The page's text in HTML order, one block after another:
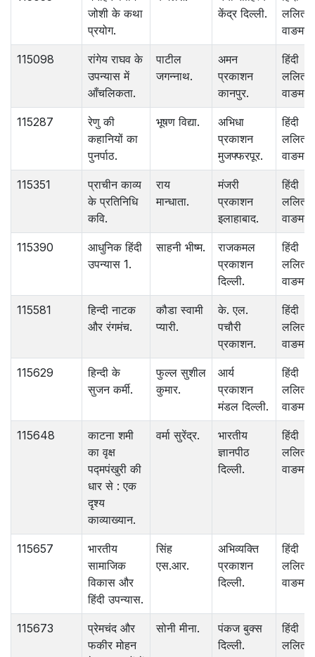
जोशी के कथा
प्रयोग.
केंद्र दिल्ली.
ललित
वाङमय.
115098
रांगेय राघव के
उपन्यास में
आँचलिकता.
पाटील
जगन्नाथ.
अमन
प्रकाशन
कानपुर.
हिंदी
ललित
वाङमय.
115287
रेणु की
कहानियों का
पुनर्पाठ.
भूषण विद्या.
अभिधा
प्रकाशन
मुजफ्फरपूर.
हिंदी
ललित
वाङमय.
115351
प्राचीन काव्य
के प्रतिनिधि
कवि.
राय
मान्धाता.
मंजरी
प्रकाशन
इलाहाबाद.
हिंदी
ललित
वाङमय.
115390
आधुनिक हिंदी
उपन्यास 1.
साहनी भीष्म.
राजकमल
प्रकाशन
दिल्ली.
हिंदी
ललित
वाङमय.
115581
हिन्दी नाटक
और रंगमंच.
कौडा स्वामी
प्यारी.
के. एल.
पचौरी
प्रकाशन.
हिंदी
ललित
वाङमय.
115629
हिन्दी के
सुजन कर्मी.
फुल्ल सुशील
कुमार.
आर्य
प्रकाशन
मंडल दिल्ली.
हिंदी
ललित
वाङमय.
115648
काटना शमी
का वृक्ष
पद्मपंखुरी की
धार से : एक
दृश्य
काव्याख्यान.
वर्मा सुरेंद्र.
भारतीय
ज्ञानपीठ
दिल्ली.
हिंदी
ललित
वाङमय.
115657
भारतीय
सामाजिक
विकास और
हिंदी उपन्यास.
सिंह
एस.आर.
अभिव्यक्ति
प्रकाशन
दिल्ली.
हिंदी
ललित
वाङमय.
115673
प्रेमचंद और
फकीर मोहन
सोनी मीना.
पंकज बुक्स
दिल्ली.
हिंदी
ललित